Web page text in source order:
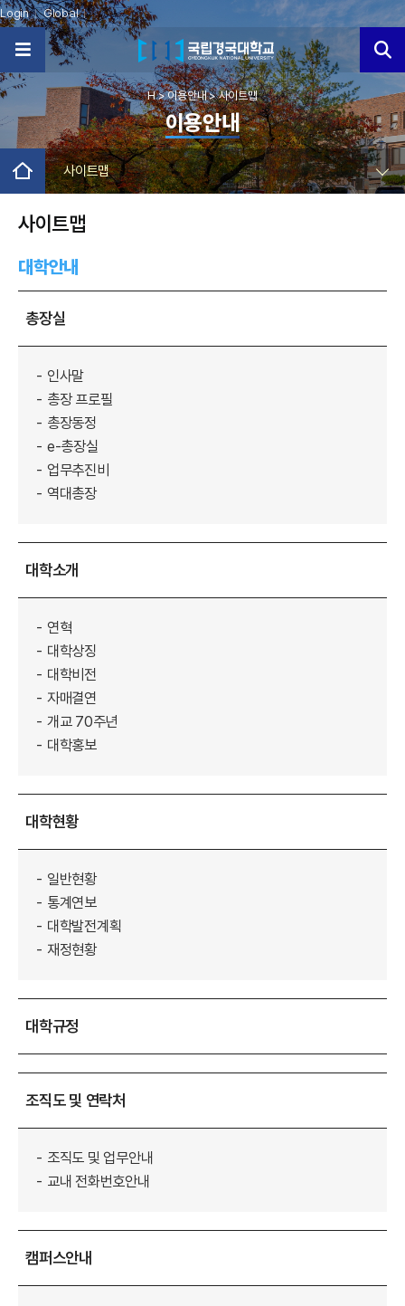
Login Global
H> 이용안내> 사이트맵
이용안내
사이트맵
사이트맵
대학안내
총장실
인사말
총장 프로필
총장동정
e-총장실
업무추진비
역대총장
대학소개
연혁
대학상징
대학비전
자매결연
개교 70주년
대학홍보
대학현황
일반현황
통계연보
대학발전계획
재정현황
대학규정
조직도 및 연락처
조직도 및 업무안내
교내 전화번호안내
캠퍼스안내